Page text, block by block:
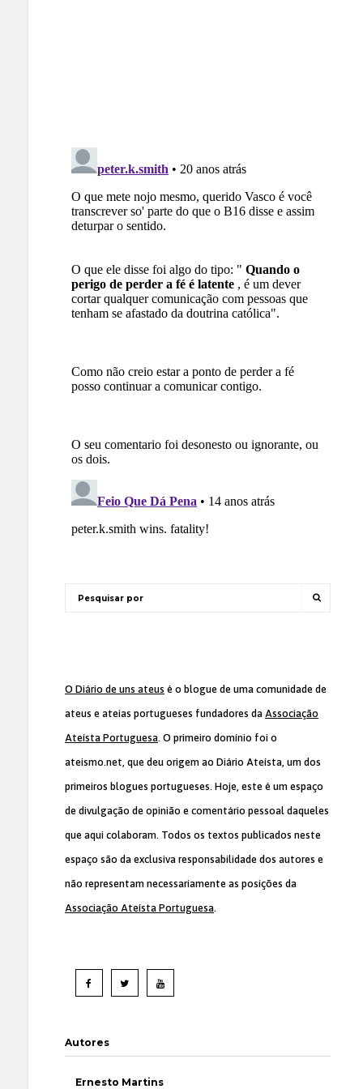
O Diário de uns ateus é o blogue de uma comunidade de
ateus e ateias portugueses fundadores da Associação
Ateísta Portuguesa. O primeiro domínio foi o
ateismo.net, que deu origem ao Diário Ateísta, um dos
primeiros blogues portugueses. Hoje, este é um espaço
de divulgação de opinião e comentário pessoal daqueles
que aqui colaboram. Todos os textos publicados neste
espaço são da exclusiva responsabilidade dos autores e
não representam necessariamente as posições da
Associação Ateísta Portuguesa.
Autores
Ernesto Martins